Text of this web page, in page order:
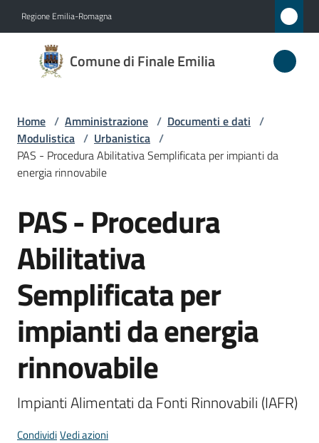
Regione Emilia-Romagna
Comune di Finale Emilia
Comune
di
Emilia
Amministrazione
Novità
Servizi
Vivere
il
Comune
Prenotazione
appuntamento
Home / Amministrazione / Documenti e dati /
Modulistica / Urbanistica /
PAS - Procedura Abilitativa Semplificata per impianti da
energia rinnovabile
Salta al contenuto
PAS - Procedura
Abilitativa
Semplificata per
impianti da energia
rinnovabile
Impianti Alimentati da Fonti Rinnovabili (IAFR)
CondividiVedi azioni